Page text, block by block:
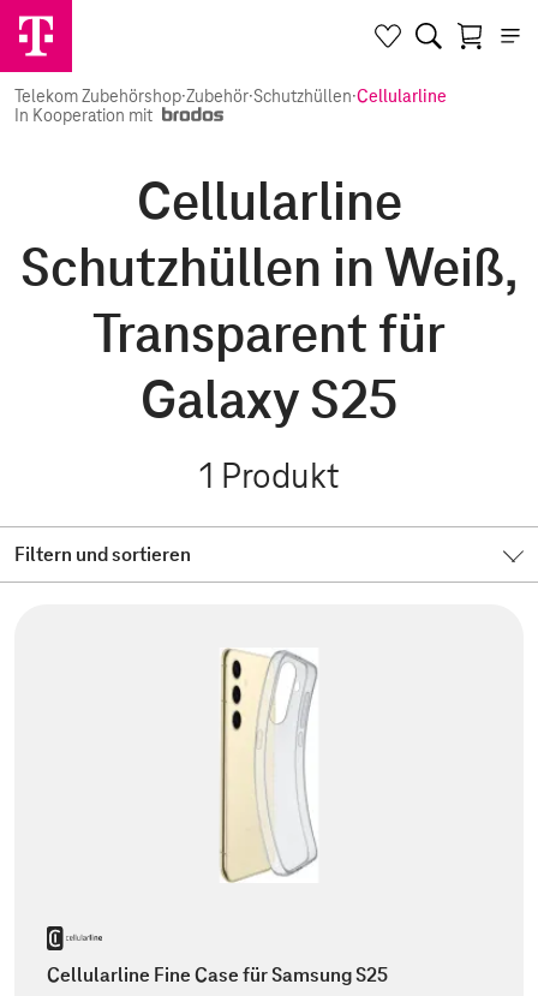
Telekom Zubehörshop·Zubehör·Schutzhüllen·Cellularline
In Kooperation mit
Cellularline
Schutzhüllen in Weiß,
Transparent für
Galaxy S25
1 Produkt
Filtern und sortieren
Cellularline Fine Case für Samsung S25